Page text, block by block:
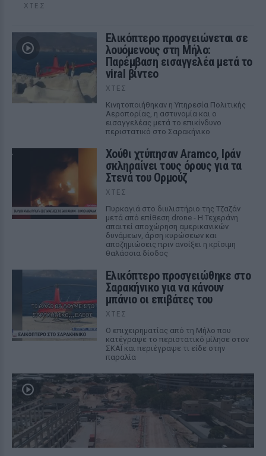
ΧΤΕΣ
Ελικόπτερο προσγειώνεται σε
λουόμενους στη Μήλο:
Παρέμβαση εισαγγελέα μετά το
viral βίντεο
ΧΤΕΣ
Κινητοποιήθηκαν η Υπηρεσία Πολιτικής
Αεροπορίας, η αστυνομία και ο
εισαγγελέας μετά το επικίνδυνο
περιστατικό στο Σαρακήνικο
Χούθι χτύπησαν Aramco, Ιράν
σκληραίνει τους όρους για τα
Στενά του Ορμούζ
ΧΤΕΣ
Πυρκαγιά στο διυλιστήριο της Τζαζάν
μετά από επίθεση drone - Η Τεχεράνη
απαιτεί αποχώρηση αμερικανικών
δυνάμεων, άρση κυρώσεων και
αποζημιώσεις πριν ανοίξει η κρίσιμη
θαλάσσια δίοδος
Ελικόπτερο προσγειώθηκε στο
Σαρακήνικο για να κάνουν
μπάνιο οι επιβάτες του
ΧΤΕΣ
Ο επιχειρηματίας από τη Μήλο που
κατέγραψε το περιστατικό μίλησε στον
ΣΚΑΪ και περιέγραψε τι είδε στην
παραλία